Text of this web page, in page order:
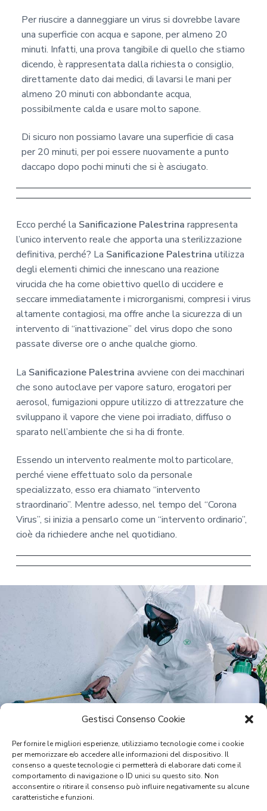
Gestisci Consenso Cookie
Per fornire le migliori esperienze, utilizziamo tecnologie come i cookie
per memorizzare e/o accedere alle informazioni del dispositivo. Il
consenso a queste tecnologie ci permetterà di elaborare dati come il
comportamento di navigazione o ID unici su questo sito. Non
acconsentire o ritirare il consenso può influire negativamente su alcune
caratteristiche e funzioni.
Per riuscire a danneggiare un virus si dovrebbe lavare
una superficie con acqua e sapone, per almeno 20
minuti. Infatti, una prova tangibile di quello che stiamo
dicendo, è rappresentata dalla richiesta o consiglio,
direttamente dato dai medici, di lavarsi le mani per
almeno 20 minuti con abbondante acqua,
possibilmente calda e usare molto sapone.
Di sicuro non possiamo lavare una superficie di casa
per 20 minuti, per poi essere nuovamente a punto
daccapo dopo pochi minuti che si è asciugato.
Ecco perché la Sanificazione Palestrina rappresenta
l’unico intervento reale che apporta una sterilizzazione
definitiva, perché? La Sanificazione Palestrina utilizza
degli elementi chimici che innescano una reazione
virucida che ha come obiettivo quello di uccidere e
seccare immediatamente i microrganismi, compresi i virus
altamente contagiosi, ma offre anche la sicurezza di un
intervento di “inattivazione” del virus dopo che sono
passate diverse ore o anche qualche giorno.
La Sanificazione Palestrina avviene con dei macchinari
che sono autoclave per vapore saturo, erogatori per
aerosol, fumigazioni oppure utilizzo di attrezzature che
sviluppano il vapore che viene poi irradiato, diffuso o
sparato nell’ambiente che si ha di fronte.
Essendo un intervento realmente molto particolare,
perché viene effettuato solo da personale
specializzato, esso era chiamato “intervento
straordinario”. Mentre adesso, nel tempo del “Corona
Virus”, si inizia a pensarlo come un “intervento ordinario”,
cioè da richiedere anche nel quotidiano.
Sanificazione Palestrina
ambientale per viali,
giardini, cortili e aree in